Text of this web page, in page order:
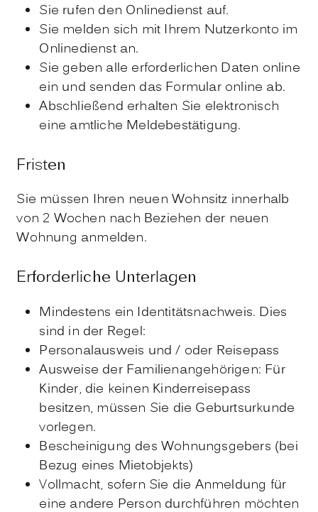
Sie rufen den Onlinedienst auf.
Sie melden sich mit Ihrem Nutzerkonto im
Onlinedienst an.
Sie geben alle erforderlichen Daten online
ein und senden das Formular online ab.
Abschließend erhalten Sie elektronisch
eine amtliche Meldebestätigung.
Fristen
Sie müssen Ihren neuen Wohnsitz innerhalb
von 2 Wochen nach Beziehen der neuen
Wohnung anmelden.
Erforderliche Unterlagen
Mindestens ein Identitätsnachweis. Dies
sind in der Regel:
Personalausweis und / oder Reisepass
Ausweise der Familienangehörigen: Für
Kinder, die keinen Kinderreisepass
besitzen, müssen Sie die Geburtsurkunde
vorlegen.
Bescheinigung des Wohnungsgebers (bei
Bezug eines Mietobjekts)
Vollmacht, sofern Sie die Anmeldung für
eine andere Person durchführen möchten